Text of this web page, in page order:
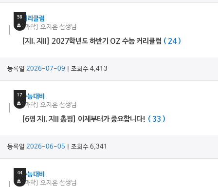
58
초
커리큘럼
[과학] 오지훈 선생님
[지I, 지II] 2027학년도 하반기 OZ 수능 커리큘럼 ( 24 )
등록일 2026-07-09 | 조회수 4,413
17
초
수능대비
[과학] 오지훈 선생님
[6평 지I, 지II 총평] 이제부터가 중요합니다! ( 33 )
등록일 2026-06-05 | 조회수 6,341
44
초
수능대비
[과학] 오지훈 선생님